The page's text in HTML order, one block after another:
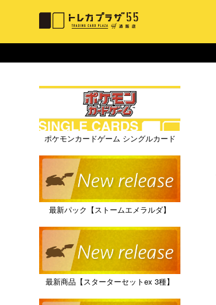
ポケモンカードゲーム シングルカード
最新パック【ストームエメラルダ】
最新商品【スターターセットex 3種】